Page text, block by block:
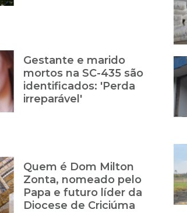
Gestante e marido
mortos na SC-435 são
identificados: 'Perda
irreparável'
Quem é Dom Milton
Zonta, nomeado pelo
Papa e futuro líder da
Diocese de Criciúma